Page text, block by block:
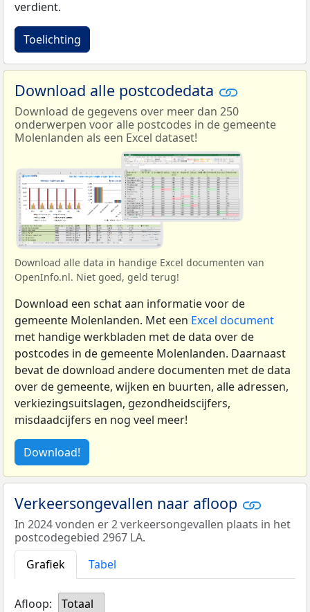
verdient.
Toelichting
Download alle postcodedata
Download de gegevens over meer dan 250
onderwerpen voor alle postcodes in de gemeente
Molenlanden als een Excel dataset!
Download alle data in handige Excel documenten van
OpenInfo.nl. Niet goed, geld terug!
Download een schat aan informatie voor de
gemeente Molenlanden. Met een Excel document
met handige werkbladen met de data over de
postcodes in de gemeente Molenlanden. Daarnaast
bevat de download andere documenten met de data
over de gemeente, wijken en buurten, alle adressen,
verkiezingsuitslagen, gezondheidscijfers,
misdaadcijfers en nog veel meer!
Download!
Verkeersongevallen naar afloop
In 2024 vonden er 2 verkeersongevallen plaats in het
postcodegebied 2967 LA.
Grafiek
Tabel
Afloop: Totaal